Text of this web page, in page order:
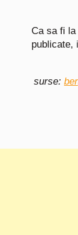
Ca sa fi
publicate,
surse: